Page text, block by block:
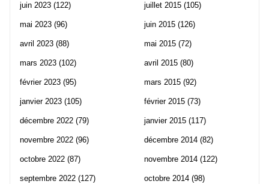
juin 2023 (122)
mai 2023 (96)
avril 2023 (88)
mars 2023 (102)
février 2023 (95)
janvier 2023 (105)
décembre 2022 (79)
novembre 2022 (96)
octobre 2022 (87)
septembre 2022 (127)
juillet 2015 (105)
juin 2015 (126)
mai 2015 (72)
avril 2015 (80)
mars 2015 (92)
février 2015 (73)
janvier 2015 (117)
décembre 2014 (82)
novembre 2014 (122)
octobre 2014 (98)